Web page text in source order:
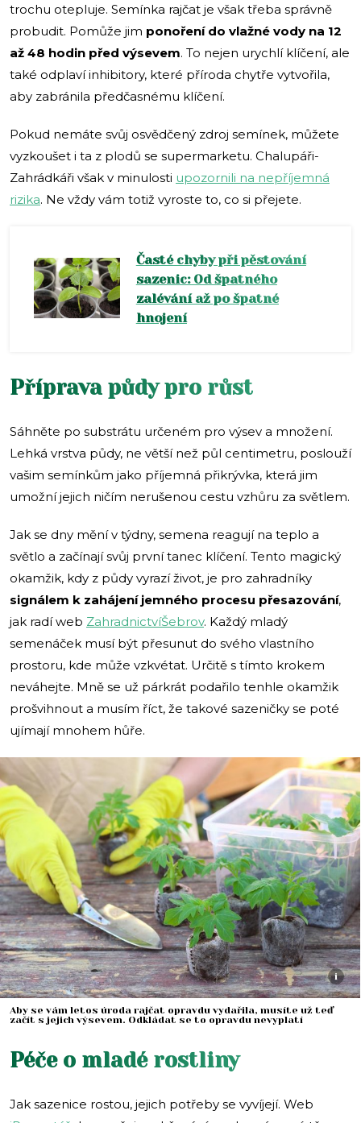
trochu otepluje. Semínka rajčat je však třeba správně
probudit. Pomůže jim ponoření do vlažné vody na 12
až 48 hodin před výsevem. To nejen urychlí klíčení, ale
také odplaví inhibitory, které příroda chytře vytvořila,
aby zabránila předčasnému klíčení.
Pokud nemáte svůj osvědčený zdroj semínek, můžete
vyzkoušet i ta z plodů se supermarketu. Chalupáři-
Zahrádkáři však v minulosti upozornili na nepříjemná
rizika. Ne vždy vám totiž vyroste to, co si přejete.
Časté chyby při pěstování
sazenic: Od špatného
zalévání až po špatné
hnojení
Příprava půdy pro růst
Sáhněte po substrátu určeném pro výsev a množení.
Lehká vrstva půdy, ne větší než půl centimetru, poslouží
vašim semínkům jako příjemná přikrývka, která jim
umožní jejich ničím nerušenou cestu vzhůru za světlem.
Jak se dny mění v týdny, semena reagují na teplo a
světlo a začínají svůj první tanec klíčení. Tento magický
okamžik, kdy z půdy vyrazí život, je pro zahradníky
signálem k zahájení jemného procesu přesazování,
jak radí web ZahradnictvíŠebrov. Každý mladý
semenáček musí být přesunut do svého vlastního
prostoru, kde může vzkvétat. Určitě s tímto krokem
neváhejte. Mně se už párkrát podařilo tenhle okamžik
prošvihnout a musím říct, že takové sazeničky se poté
ujímají mnohem hůře.
i
Aby se vám letos úroda rajčat opravdu vydařila, musíte už teď
začít s jejich výsevem. Odkládat se to opravdu nevyplatí
Péče o mladé rostliny
Jak sazenice rostou, jejich potřeby se vyvíjejí. Web